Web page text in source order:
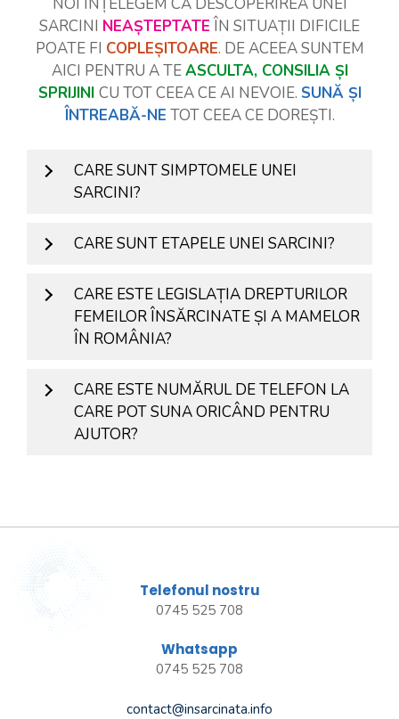
SARCINI NEAȘTEPTATE ÎN SITUAȚII DIFICILE
POATE FI COPLEȘITOARE. DE ACEEA SUNTEM
AICI PENTRU A TEASCULTA, CONSILIA ȘI
SPRIJINI CU TOT CEEA CE AI NEVOIE. SUNĂ ȘI
ÎNTREABĂ-NE TOT CEEA CE DOREȘTI.
CARE SUNT SIMPTOMELE UNEI
SARCINI?
CARE SUNT ETAPELE UNEI SARCINI?
CARE ESTE LEGISLAȚIA DREPTURILOR
FEMEILOR ÎNSĂRCINATE ȘI A MAMELOR
ÎN ROMÂNIA?
CARE ESTE NUMĂRUL DE TELEFON LA
CARE POT SUNA ORICÂND PENTRU
AJUTOR?
Telefonul nostru
0745 525 708
Whatsapp
0745 525 708
contact@insarcinata.info